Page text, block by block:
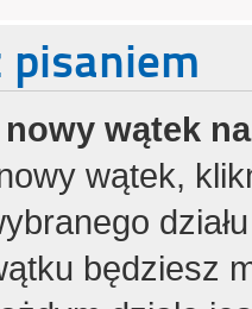
pisaniem
wątek
wątek,
będziesz